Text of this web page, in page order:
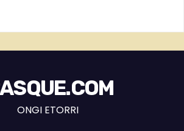
ONGI ETORRI